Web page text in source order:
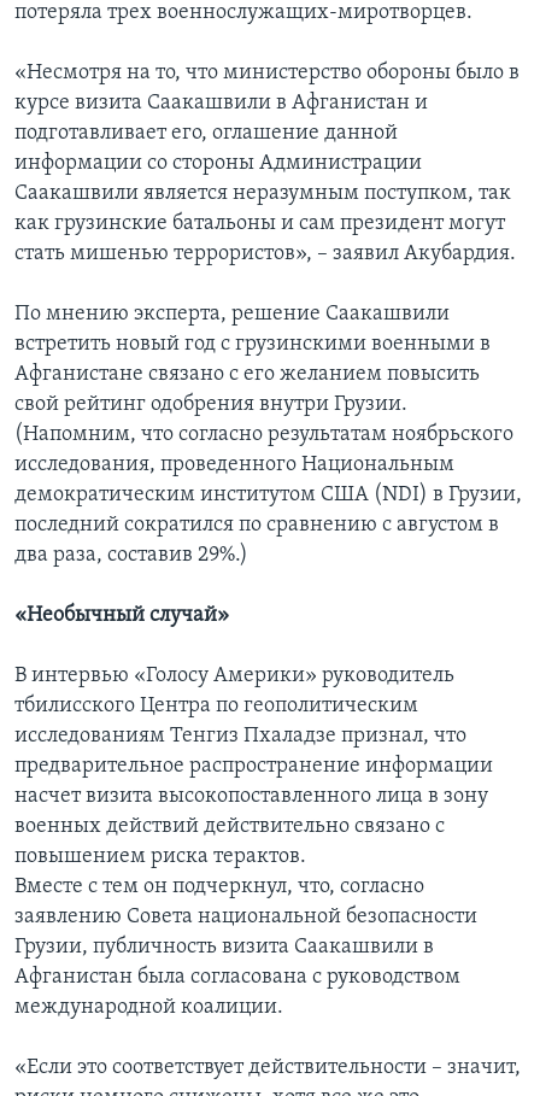
потеряла трех военнослужащих-миротворцев.
«Несмотря на то, что министерство обороны было в
курсе визита Саакашвили в Афганистан и
подготавливает его, оглашение данной
информации со стороны Администрации
Саакашвили является неразумным поступком, так
как грузинские батальоны и сам президент могут
стать мишенью террористов», – заявил Акубардия.
По мнению эксперта, решение Саакашвили
встретить новый год с грузинскими военными в
Афганистане связано с его желанием повысить
свой рейтинг одобрения внутри Грузии.
(Напомним, что согласно результатам ноябрьского
исследования, проведенного Национальным
демократическим институтом США (NDI) в Грузии,
последний сократился по сравнению с августом в
два раза, составив 29%.)
«Необычный случай»
В интервью «Голосу Америки» руководитель
тбилисского Центра по геополитическим
исследованиям Тенгиз Пхаладзе признал, что
предварительное распространение информации
насчет визита высокопоставленного лица в зону
военных действий действительно связано с
повышением риска терактов.
Вместе с тем он подчеркнул, что, согласно
заявлению Совета национальной безопасности
Грузии, публичность визита Саакашвили в
Афганистан была согласована с руководством
международной коалиции.
«Если это соответствует действительности – значит,